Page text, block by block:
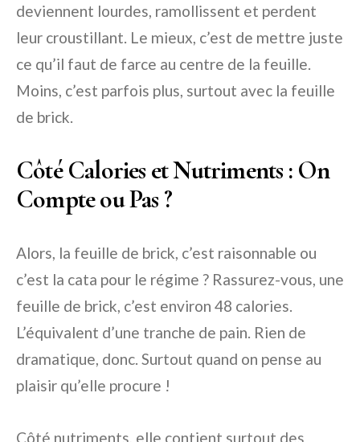
deviennent lourdes, ramollissent et perdent
leur croustillant. Le mieux, c’est de mettre juste
ce qu’il faut de farce au centre de la feuille.
Moins, c’est parfois plus, surtout avec la feuille
de brick.
Côté Calories et Nutriments : On
Compte ou Pas ?
Alors, la feuille de brick, c’est raisonnable ou
c’est la cata pour le régime ? Rassurez-vous, une
feuille de brick, c’est environ 48 calories.
L’équivalent d’une tranche de pain. Rien de
dramatique, donc. Surtout quand on pense au
plaisir qu’elle procure !
Côté nutriments, elle contient surtout des